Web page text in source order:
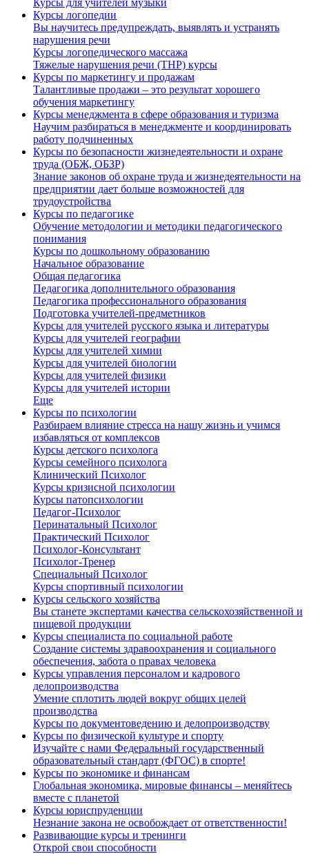
Курсы для учителей музыки
Курсы логопедии
Вы научитесь предупреждать, выявлять и устранять
нарушения речи
Курсы логопедического массажа
Тяжелые нарушения речи (ТНР) курсы
Курсы по маркетингу и продажам
Талантливые продажи – это результат хорошего
обучения маркетингу
Курсы менеджмента в сфере образования и туризма
Научим разбираться в менеджменте и координировать
работу подчиненных
Курсы по безопасности жизнедеятельности и охране
труда (ОБЖ, ОБЗР)
Знание законов об охране труда и жизнедеятельности на
предприятии дает больше возможностей для
трудоустройства
Курсы по педагогике
Обучение методологии и методики педагогического
понимания
Курсы по дошкольному образованию
Начальное образование
Общая педагогика
Педагогика дополнительного образования
Педагогика профессионального образования
Подготовка учителей-предметников
Курсы для учителей русского языка и литературы
Курсы для учителей географии
Курсы для учителей химии
Курсы для учителей биологии
Курсы для учителей физики
Курсы для учителей истории
Еще
Курсы по психологии
Разбираем влияние стресса на нашу жизнь и учимся
избавляться от комплексов
Курсы детского психолога
Курсы семейного психолога
Клинический Психолог
Курсы кризисной психологии
Курсы патопсихологии
Педагог-Психолог
Перинатальный Психолог
Практический Психолог
Психолог-Консультант
Психолог-Тренер
Специальный Психолог
Курсы спортивный психологии
Курсы сельского хозяйства
Вы станете экспертами качества сельскохозяйственной и
пищевой продукции
Курсы специалиста по социальной работе
Создание системы здравоохранения и социального
обеспечения, забота о правах человека
Курсы управления персоналом и кадрового
делопроизводства
Умение сплотить людей вокруг общих целей
производства
Курсы по документоведению и делопроизводству
Курсы по физической культуре и спорту
Изучайте с нами Федеральный государственный
образовательный стандарт (ФГОС) в спорте!
Курсы по экономике и финансам
Глобальная экономика, мировые финансы – меняйтесь
вместе с планетой
Курсы юриспруденции
Незнание закона не освобождает от ответственности!
Развивающие курсы и тренинги
Открой свои способности